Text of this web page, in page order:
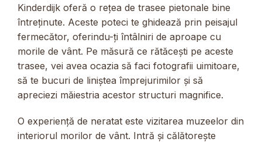
Kinderdijk oferă o rețea de trasee pietonale bine
întreținute. Aceste poteci te ghidează prin peisajul
fermecător, oferindu-ți întâlniri de aproape cu
morile de vânt. Pe măsură ce rătăcești pe aceste
trasee, vei avea ocazia să faci fotografii uimitoare,
să te bucuri de liniștea împrejurimilor și să
apreciezi măiestria acestor structuri magnifice.
O experiență de neratat este vizitarea muzeelor din
interiorul morilor de vânt. Intră și călătorește